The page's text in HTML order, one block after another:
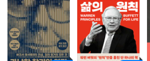
의 미래의 생산성에 대한 화두를 던지고 있는 대담
에 이 책은 조직의 생산성 발전에 대한 고민하는 관
을 위한 전술 지침으로, 개인의 업무능력 향상을 꾀
의 밸런스를 맞추고 싶은 이들에게 현실적이면서
갈 것이다.